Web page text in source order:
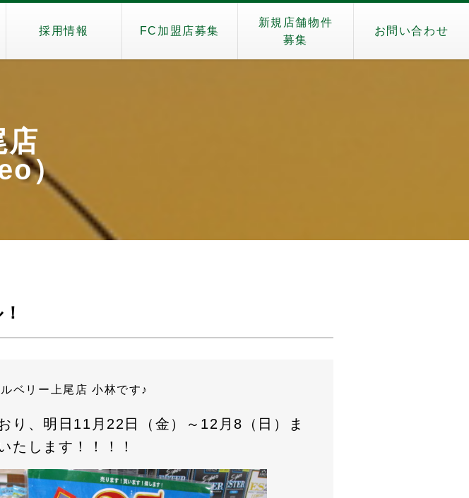
採用情報 FC加盟店募集
新規店舗物件
募集
お問い合わせ
店
）
ルベリー上尾店 小林です♪
り、明日11月22日（金）～12月8（日）ま
たします！！！！